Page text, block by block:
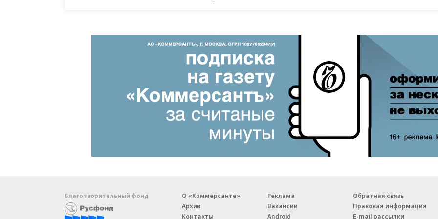
Благотворительный фонд
О «Коммерсанте»
Архив
Контакты
Реклама
Вакансии
Android
Обратная связь
Правовая информация
E-mail рассылки